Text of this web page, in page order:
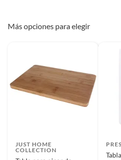
* Presentar el ticket de compra y/o
aprobar que cuentas con el beneficio de
Reembolso de dinero
Iniciaremos el reembolso de tu dinero
Más opciones para elegir
JUST HOME
COLLECTION